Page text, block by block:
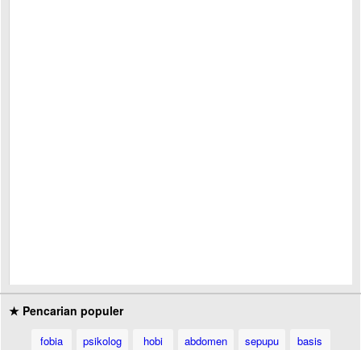
★ Pencarian populer
fobia psikolog hobi abdomen sepupu
basis